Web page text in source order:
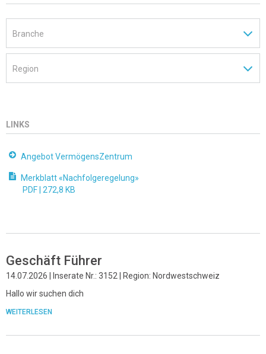
Geschäft Führer
14.07.2026 | Inserate Nr.: 3152 | Region: Nordwestschweiz
Hallo wir suchen dich
WEITERLESEN
LINKS
Angebot VermögensZentrum
Merkblatt «Nachfolgeregelung»
PDF | 272,8 KB